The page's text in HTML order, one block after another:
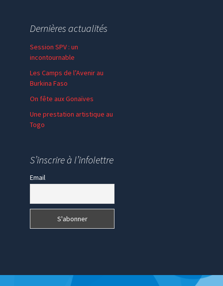
Dernières actualités
Session SPV : un
incontournable
Les Camps de l’Avenir au
Burkina Faso
On fête aux Gonaïves
Une prestation artistique au
Togo
S’inscrire à l’infolettre
Email